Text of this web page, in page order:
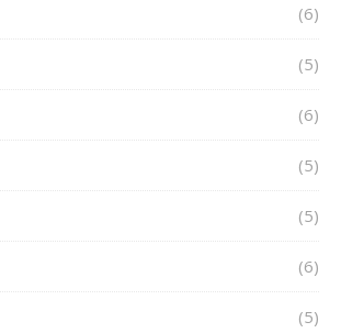
(6)
(5)
(6)
(5)
(5)
(6)
(5)